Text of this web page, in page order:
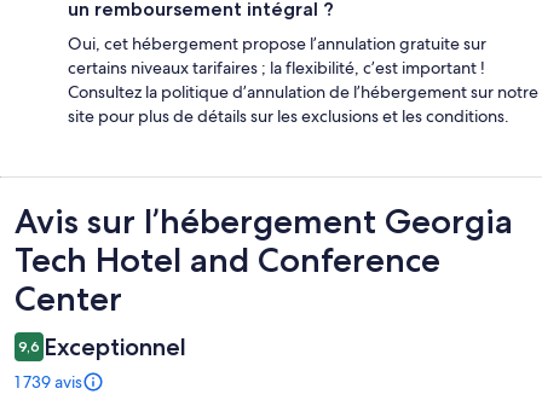
un remboursement intégral ?
Oui, cet hébergement propose l’annulation gratuite sur
certains niveaux tarifaires ; la flexibilité, c’est important !
Consultez la politique d’annulation de l’hébergement sur notre
site pour plus de détails sur les exclusions et les conditions.
Avis
Avis sur l’hébergement Georgia
Tech Hotel and Conference
Center
9,6 Exceptionnel
1 739 avis